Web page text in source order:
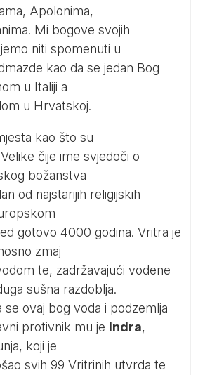
Apolonima,
Mi bogove svojih
niti spomenuti u
kao da se jedan Bog
u Italiji a
u Hrvatskoj.
kao što su
čije ime svjedoči o
božanstva
od najstarijih religijskih
gotovo 4000 godina. Vritra je
zmaj
te, zadržavajući vodene
sušna razdoblja.
se ovaj bog voda i podzemlja
protivnik mu je Indra,
koji je
svih 99 Vritrinih utvrda te